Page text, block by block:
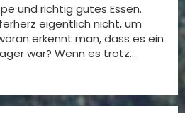
und richtig gutes Essen.
eigentlich nicht, um
erkennt man, dass es ein
war? Wenn es trotz…